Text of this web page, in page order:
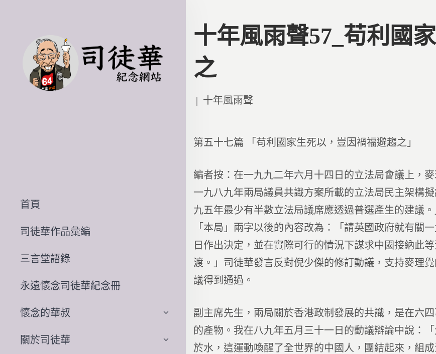
首頁
司徒華作品彙編
三言堂語錄
永遠懷念司徒華紀念冊
懷念的華叔
關於司徒華
十年風雨聲57_苟利國
之
Posted
十年風雨聲
第五十七篇 「苟利國家生死以，豈因禍福避趨之」
編者按：在一九九二年六月十四日的立法局會議上，
一九八九年兩局議員共識方案所載的立法局民主架構
九五年最少有半數立法局議席應透過普選產生的建議
「本局」兩字以後的內容改為：「請英國政府就有關
日作出決定，並在實際可行的情況下謀求中國接納此
渡。」司徒華發言反對倪少傑的修訂動議，支持麥理
議得到通過。
副主席先生，兩局關於香港政制發展的共識，是在六
的產物。我在八九年五月三十一日的動議辯論中說：
於水，這運動喚醒了全世界的中國人，團結起來，組